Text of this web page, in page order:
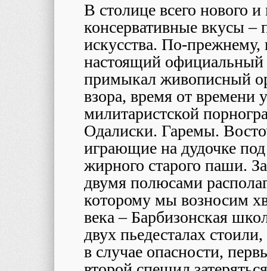
В столице всего нового
консервативные вкусы –
искусства. По-
настоящий
примыкал живописный
взора, время от времени
милитаристской
Одалиски. Гаремы.
играющие на дудочке
жирного старого паши.
двумя полюсами
которому мы возносим
века – Барбизонская
двух пьедесталах
в случае опасности,